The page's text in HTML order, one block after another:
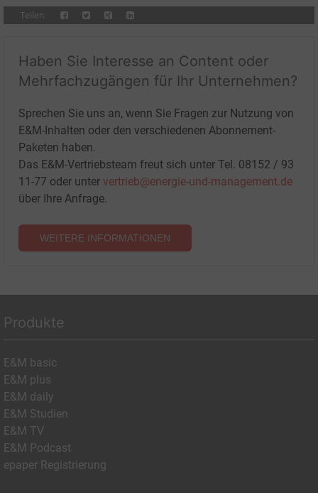
Teilen:
Haben Sie Interesse an Content oder
Mehrfachzugängen für Ihr Unternehmen?
Sprechen Sie uns an, wenn Sie Fragen zur Nutzung von
E&M-Inhalten oder den verschiedenen Abonnement-
Paketen haben.
Das E&M-Vertriebsteam freut sich unter Tel. 08152 / 93
11-77 oder unter vertrieb@energie-und-management.de
über Ihre Anfrage.
WEITERE INFORMATIONEN
Produkte
E&M basic
E&M plus
E&M daily
E&M Studien
E&M TV
E&M Podcast
epaper Registrierung